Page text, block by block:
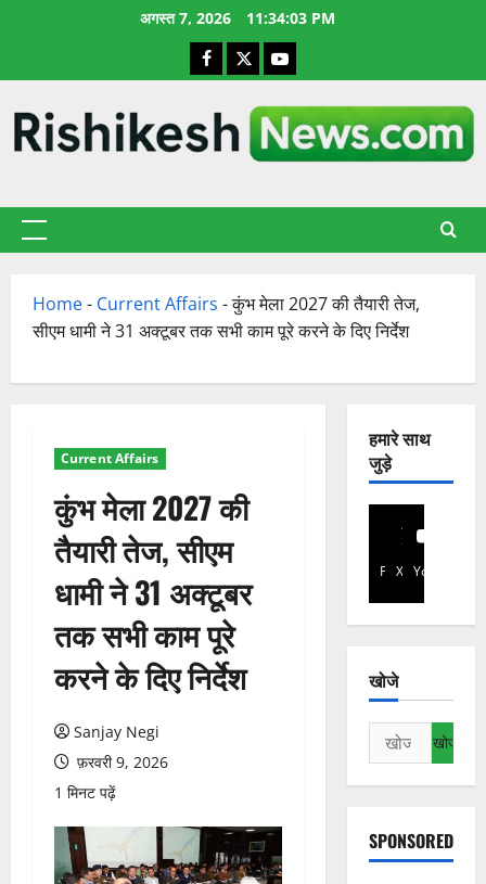
अगस्त 7, 2026 11:34:04 PM
Facebook
X YouTube
प्राथमिक
Home- Current Affairs -कुंभ मेला 2027 की तैयारी तेज,
सीएम धामी ने 31 अक्टूबर तक सभी काम पूरे करने के दिए निर्देश
Current Affairs
कुंभ मेला 2027 की
तैयारी तेज, सीएम
धामी ने 31 अक्टूबर
तक सभी काम पूरे
करने के दिए निर्देश
Sanjay Negi
फ़रवरी 9, 2026
1 मिनट पढ़ें
हमारे साथ
जुड़े
Facebook
X YouTube
खोजे
निम्न
को
खोजें:
SPONSORED